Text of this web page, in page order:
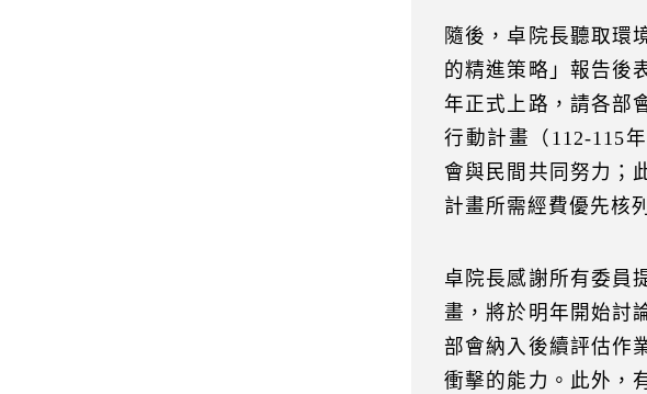
隨後，卓院長聽取環
的精進策略」報告後
年正式上路，請各部
行動計畫（112-115
會與民間共同努力；
計畫所需經費優先核
卓院長感謝所有委員
畫，將於明年開始討
部會納入後續評估作
衝擊的能力。此外，